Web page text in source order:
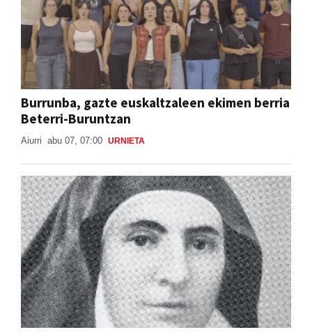
Burrunba, gazte euskaltzaleen ekimen berria
Beterri-Buruntzan
Aiurri abu 07, 07:00 URNIETA